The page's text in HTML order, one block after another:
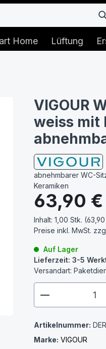
Home Lüftung
VIGOUR
weiss mit
abnehmbarer WC-
Keramiken
Regulärer Preis:
63,90 €
Inhalt:1,00 Stk.
Preise inkl. MwSt.
Auf Lager
Lieferzeit: 3-5
Versandart:
Artikelnummer:
Marke: VIGOUR